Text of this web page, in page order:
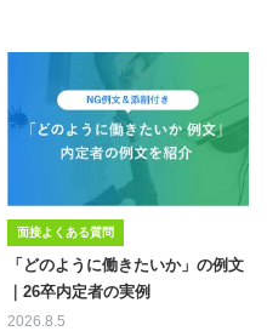
面接よくある質問
「どのように働きたいか」の例文
｜26卒内定者の実例
2026.8.5